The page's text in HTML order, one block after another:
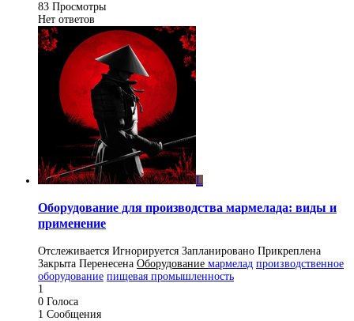
83 Просмотры
Нет ответов
L
Оборудование для производства мармелада: виды и
применение
Отслеживается Игнорируется Запланировано Прикреплена
Закрыта Перенесена Оборудование мармелад производственное
оборудование пищевая промышленность
1
0 Голоса
1 Сообщения